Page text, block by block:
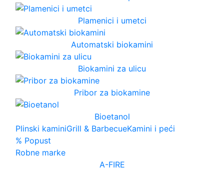
Plamenici i umetci
Automatski biokamini
Biokamini za ulicu
Pribor za biokamine
Bioetanol
Plinski kaminiGrill & BarbecueKamini i peći
% Popust
Robne marke
A-FIRE